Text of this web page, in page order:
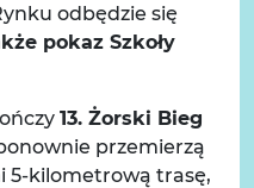
odbędzie się
pokaz Szkoły
13. Żorski Bieg
przemierzą
5-kilometrową trasę,